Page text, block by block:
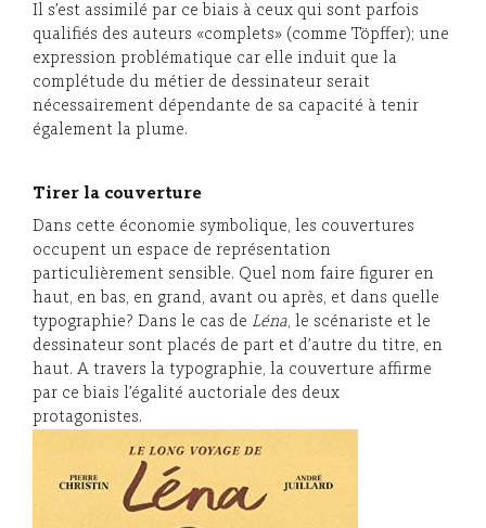
Il s’est assimilé par ce biais à ceux qui sont parfois
qualifiés des auteurs «complets» (comme Töpffer); une
expression problématique car elle induit que la
complétude du métier de dessinateur serait
nécessairement dépendante de sa capacité à tenir
également la plume.
Tirer la couverture
Dans cette économie symbolique, les couvertures
occupent un espace de représentation
particulièrement sensible. Quel nom faire figurer en
haut, en bas, en grand, avant ou après, et dans quelle
typographie? Dans le cas de Léna, le scénariste et le
dessinateur sont placés de part et d’autre du titre, en
haut. A travers la typographie, la couverture affirme
par ce biais l’égalité auctoriale des deux
protagonistes.